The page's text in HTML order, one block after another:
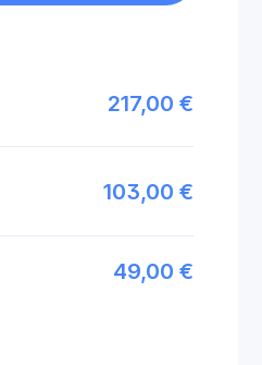
217,00 €
103,00 €
49,00 €